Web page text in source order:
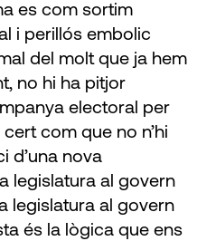
es com sortim
i perillós embolic
del molt que ja hem
no hi ha pitjor
electoral per
com que no n’hi
d’una nova
legislatura al govern
legislatura al govern
és la lògica que ens